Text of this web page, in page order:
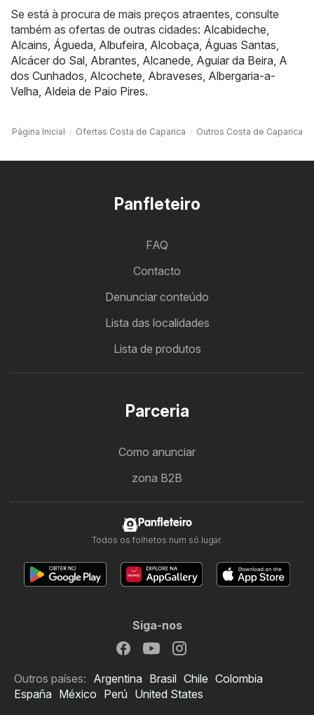
Se está à procura de mais preços atraentes, consulte
também as ofertas de outras cidades: Alcabideche,
Alcains, Águeda, Albufeira, Alcobaça, Águas Santas,
Alcácer do Sal, Abrantes, Alcanede, Aguiar da Beira, A
dos Cunhados, Alcochete, Abraveses, Albergaria-a-
Velha, Aldeia de Paio Pires.
Página Inicial Ofertas Costa de Caparica Outros Costa de Caparica
Panfleteiro
FAQ
Contacto
Denunciar conteúdo
Lista das localidades
Lista de produtos
Parceria
Como anunciar
zona B2B
Panfleteiro
Todos os folhetos num só lugar.
Siga-nos
Outros países: Argentina Brasil Chile Colombia
España México Perú United States